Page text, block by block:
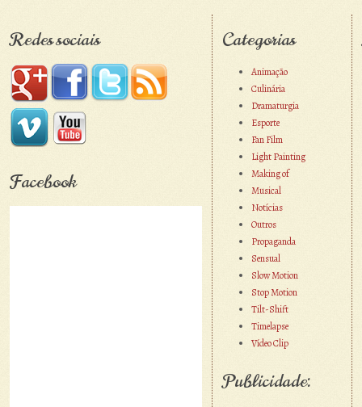
Redes sociais
Facebook
Categorias
Animação
Culinária
Dramaturgia
Esporte
Fan Film
Light Painting
Making of
Musical
Notícias
Outros
Propaganda
Sensual
Slow Motion
Stop Motion
Tilt-Shift
Timelapse
Vídeo Clip
Publicidade: